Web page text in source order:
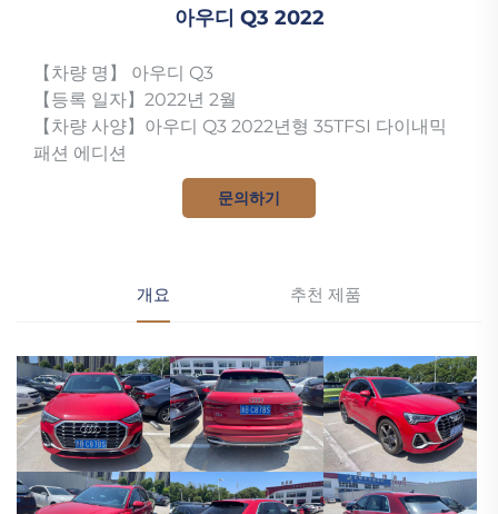
아우디 Q3 2022
【차량 명】 아우디 Q3
【등록 일자】2022년 2월
【차량 사양】아우디 Q3 2022년형 35TFSI 다이내믹
패션 에디션
문의하기
개요 추천 제품